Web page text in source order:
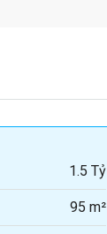
1.5 Tỷ
95 m²